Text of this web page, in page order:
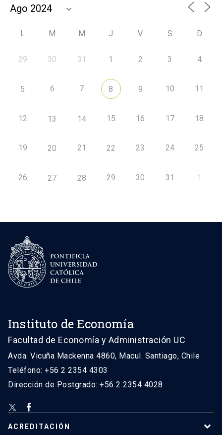
L M M J V S D
29 30 31 1 2 3 4
5 6 7 8 9 10 11
12 13 14 15 16 17 18
19 20 21 22 23 24 25
26 27 28 29 30 31 1
Instituto de Economía
Facultad de Economía y Administración UC
Avda. Vicuña Mackenna 4860, Macul. Santiago, Chile
Teléfono: +56 2 2354 4303
Dirección de Postgrado: +56 2 2354 4028
ACREDITACIÓN